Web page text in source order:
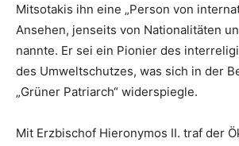
Mitsotakis ihn eine „Person von
Ansehen, jenseits von Nationalitäten
nannte. Er sei ein Pionier des
des Umweltschutzes, was sich in der
„Grüner Patriarch“ widerspiegle.
Mit Erzbischof Hieronymos II. traf der